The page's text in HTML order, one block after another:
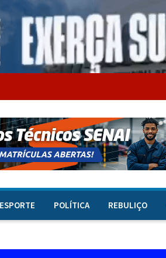
ESPORTE POLÍTICA REBULIÇO